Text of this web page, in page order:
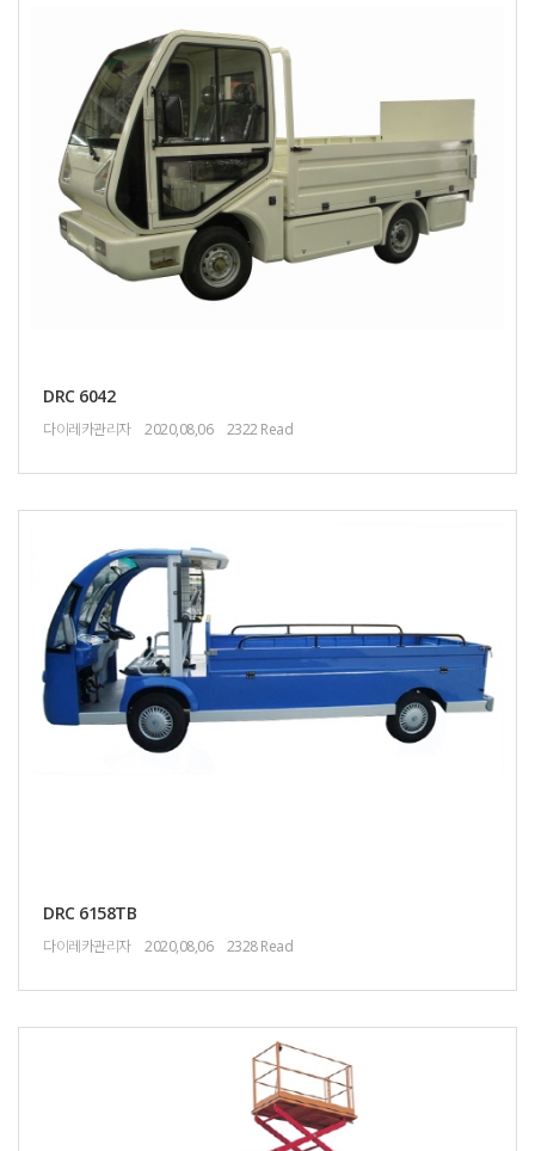
DRC 6042
다이레카관리자 2020,08,06 2322 Read
DRC 6158TB
다이레카관리자 2020,08,06 2328 Read